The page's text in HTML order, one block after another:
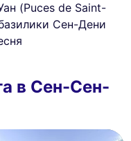
(Puces de Saint-
Сен-Дени
в Сен-Сен-